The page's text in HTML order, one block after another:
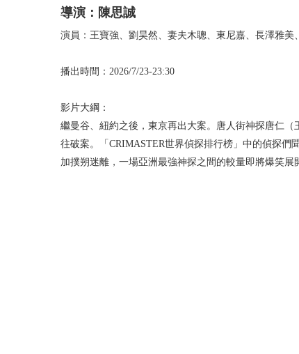
導演：陳思誠
演員：王寶強、劉昊然、妻夫木聰、東尼嘉、長澤雅美
播出時間：2026/7/23-23:30
影片大綱：
繼曼谷、紐約之後，東京再出大案。唐人街神探唐仁
往破案。「CRIMASTER世界偵探排行榜」中的偵探們
加撲朔迷離，一場亞洲最強神探之間的較量即將爆笑